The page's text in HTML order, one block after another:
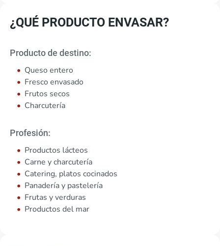
¿QUÉ PRODUCTO ENVASAR?
Producto de destino:
Queso entero
Fresco envasado
Frutos secos
Charcutería
Profesión:
Productos lácteos
Carne y charcutería
Catering, platos cocinados
Panadería y pastelería
Frutas y verduras
Productos del mar